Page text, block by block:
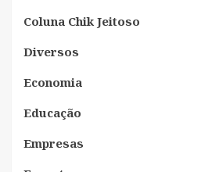
Coluna Chik Jeitoso
Diversos
Economia
Educação
Empresas